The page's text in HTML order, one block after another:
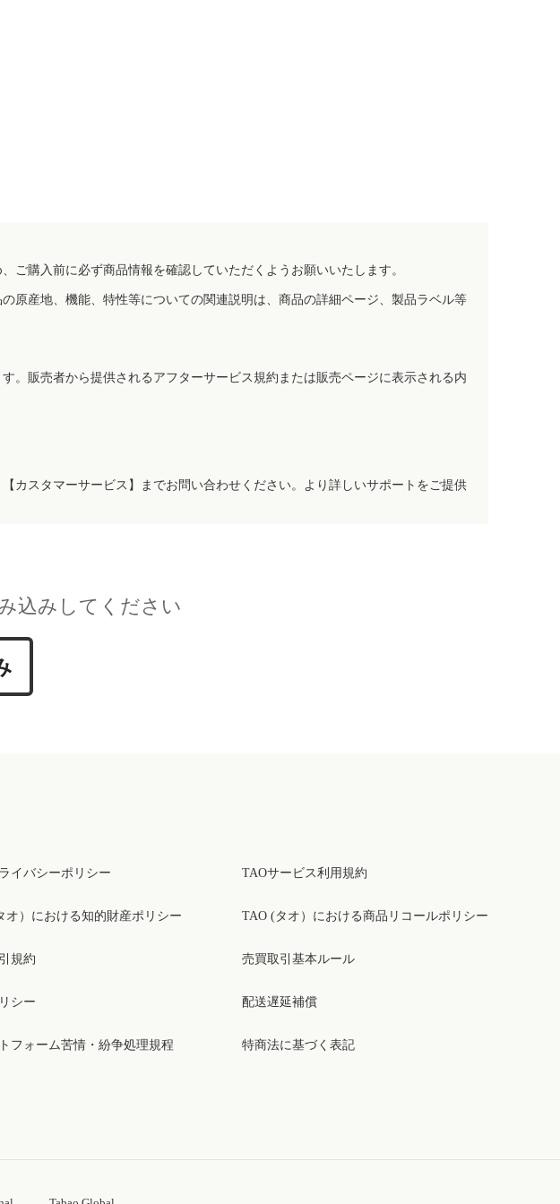
ご購入前に必ず商品情報を確認していただくようお願いいたします。
原産地、機能、特性等についての関連説明は、商品の詳細ページ、製品ラベル等
。販売者から提供されるアフターサービス規約または販売ページに表示される内
カスタマーサービス】までお問い合わせください。より詳しいサポートをご提供
込みしてください
イバシーポリシー
オ）における知的財産ポリシー
規約
シー
フォーム苦情・紛争処理規程
TAOサービス利用規約
TAO (タオ）における商品リコールポリシー
売買取引基本ルール
配送遅延補償
特商法に基づく表記